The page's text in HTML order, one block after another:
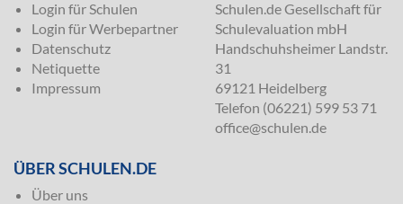
Login für Schulen
Login für Werbepartner
Datenschutz
Netiquette
Impressum
Schulen.de Gesellschaft für
Schulevaluation mbH
Handschuhsheimer Landstr.
31
69121 Heidelberg
Telefon (06221) 599 53 71
office@schulen.de
ÜBER SCHULEN.DE
Über uns